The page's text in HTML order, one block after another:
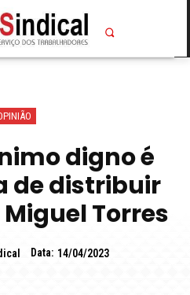
digno é
de distribuir
Torres
Data: 14/04/2023